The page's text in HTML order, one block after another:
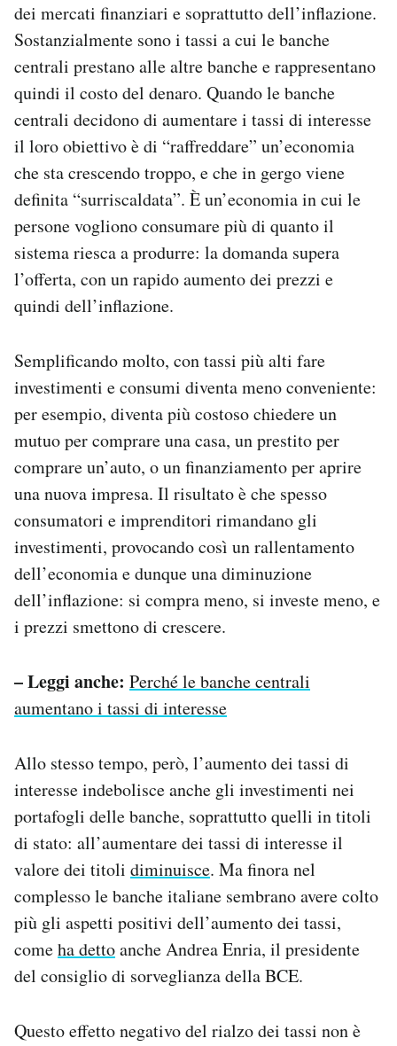
dei mercati finanziari e soprattutto dell’inflazione.
Sostanzialmente sono i tassi a cui le banche
centrali prestano alle altre banche e rappresentano
quindi il costo del denaro. Quando le banche
centrali decidono di aumentare i tassi di interesse
il loro obiettivo è di “raffreddare” un’economia
che sta crescendo troppo, e che in gergo viene
definita “surriscaldata”. È un’economia in cui le
persone vogliono consumare più di quanto il
sistema riesca a produrre: la domanda supera
l’offerta, con un rapido aumento dei prezzi e
quindi dell’inflazione.
Semplificando molto, con tassi più alti fare
investimenti e consumi diventa meno conveniente:
per esempio, diventa più costoso chiedere un
mutuo per comprare una casa, un prestito per
comprare un’auto, o un finanziamento per aprire
una nuova impresa. Il risultato è che spesso
consumatori e imprenditori rimandano gli
investimenti, provocando così un rallentamento
dell’economia e dunque una diminuzione
dell’inflazione: si compra meno, si investe meno, e
i prezzi smettono di crescere.
– Leggi anche: Perché le banche centrali
aumentano i tassi di interesse
Allo stesso tempo, però, l’aumento dei tassi di
interesse indebolisce anche gli investimenti nei
portafogli delle banche, soprattutto quelli in titoli
di stato: all’aumentare dei tassi di interesse il
valore dei titoli diminuisce. Ma finora nel
complesso le banche italiane sembrano avere colto
più gli aspetti positivi dell’aumento dei tassi,
comeha dettoanche Andrea Enria, il presidente
del consiglio di sorveglianza della BCE.
Questo effetto negativo del rialzo dei tassi non è